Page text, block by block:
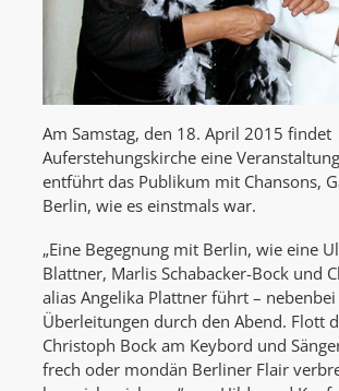
Am Samstag, den 18. April 2015
Auferstehungskirche eine
entführt das Publikum mit Chansons,
Berlin, wie es einstmals war.
„Eine Begegnung mit Berlin, wie eine
Blattner, Marlis Schabacker-Bock und
alias Angelika Plattner führt –
Überleitungen durch den Abend. Flott
Christoph Bock am Keybord und
frech oder mondän Berliner Flair